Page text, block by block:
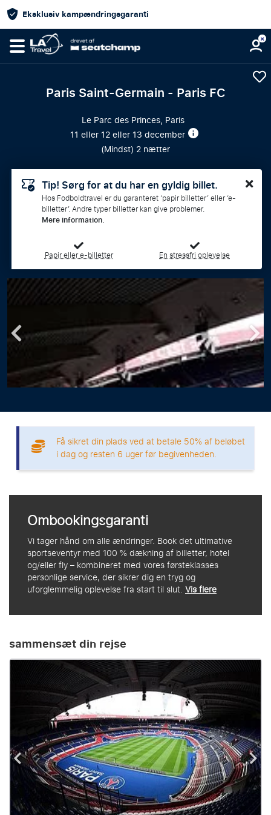
Eksklusiv kampændringsgaranti
Paris Saint-Germain - Paris FC
Le Parc des Princes, Paris
11 eller 12 eller 13 december
(Mindst) 2 nætter
Tip! Sørg for at du har en gyldig billet.
Hos Fodboldtravel er du garanteret ‘papir billetter’ eller ‘e-
billetter’. Andre typer billetter kan give problemer.
Mere information.
Papir eller e-billetter En stressfri oplevelse
Få sikret din plads ved at betale 50% af beløbet
i dag og resten 6 uger før begivenheden.
Ombookingsgaranti
Vi tager hånd om alle ændringer. Book det ultimative
sportseventyr med 100 % dækning af billetter, hotel
og/eller fly – kombineret med vores førsteklasses
personlige service, der sikrer dig en tryg og
uforglemmelig oplevelse fra start til slut.Vis flere
sammensæt din rejse